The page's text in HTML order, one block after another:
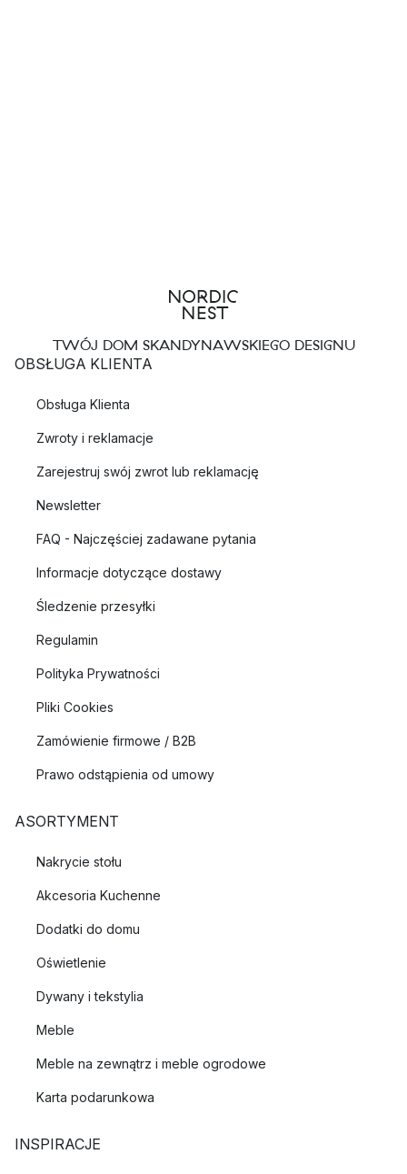
TWÓJ DOM SKANDYNAWSKIEGO DESIGNU
OBSŁUGA KLIENTA
Obsługa Klienta
Zwroty i reklamacje
Zarejestruj swój zwrot lub reklamację
Newsletter
FAQ - Najczęściej zadawane pytania
Informacje dotyczące dostawy
Śledzenie przesyłki
Regulamin
Polityka Prywatności
Pliki Cookies
Zamówienie firmowe / B2B
Prawo odstąpienia od umowy
ASORTYMENT
Nakrycie stołu
Akcesoria Kuchenne
Dodatki do domu
Oświetlenie
Dywany i tekstylia
Meble
Meble na zewnątrz i meble ogrodowe
Karta podarunkowa
INSPIRACJE